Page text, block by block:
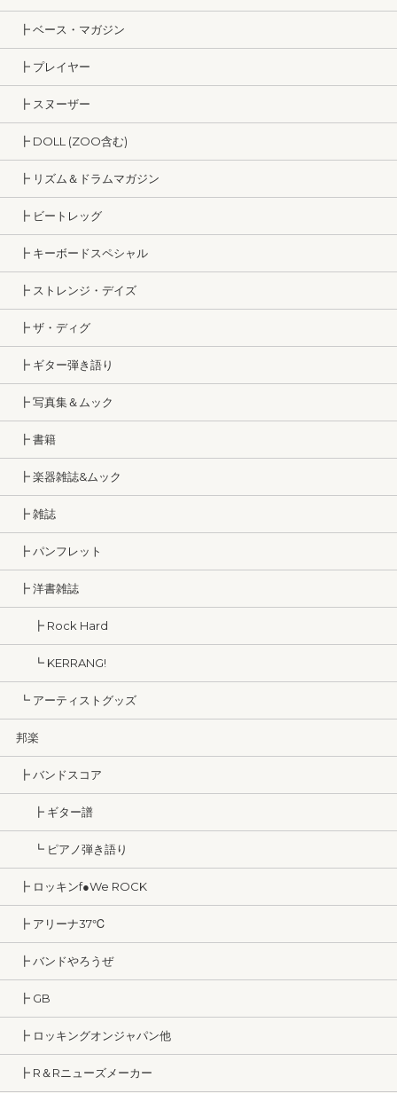
┣ ベース・マガジン
┣ プレイヤー
┣ スヌーザー
┣ DOLL (ZOO含む)
┣ リズム＆ドラムマガジン
┣ ビートレッグ
┣ キーボードスペシャル
┣ ストレンジ・デイズ
┣ ザ・ディグ
┣ ギター弾き語り
┣ 写真集＆ムック
┣ 書籍
┣ 楽器雑誌&ムック
┣ 雑誌
┣ パンフレット
┣ 洋書雑誌
┣ Rock Hard
┗ KERRANG!
┗ アーティストグッズ
邦楽
┣ バンドスコア
┣ ギター譜
┗ ピアノ弾き語り
┣ ロッキンf●We ROCK
┣ アリーナ37℃
┣ バンドやろうぜ
┣ GB
┣ ロッキングオンジャパン他
┣ R＆Rニューズメーカー